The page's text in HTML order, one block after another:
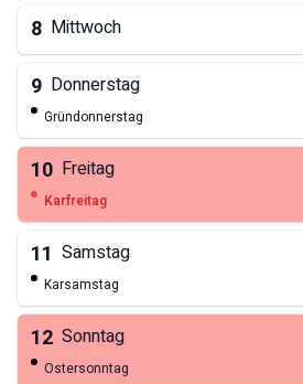
8 Mittwoch
9 Donnerstag
Gründonnerstag
10 Freitag
Karfreitag
11 Samstag
Karsamstag
12 Sonntag
Ostersonntag